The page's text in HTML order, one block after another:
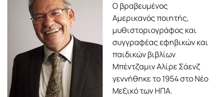
Ο βραβευμένος
Αμερικανός ποιητής,
μυθιστοριογράφος και
συγγραφέας εφηβικών και
παιδικών βιβλίων
Μπέντζαμιν Αλίρε Σάενζ
γεννήθηκε το 1954 στο Νέο
Μεξικό των ΗΠΑ.